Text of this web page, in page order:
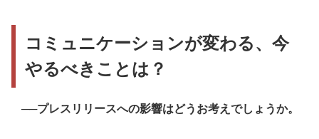
コミュニケーションが変わる、今
やるべきことは？
──プレスリリースへの影響はどうお考えでしょうか。